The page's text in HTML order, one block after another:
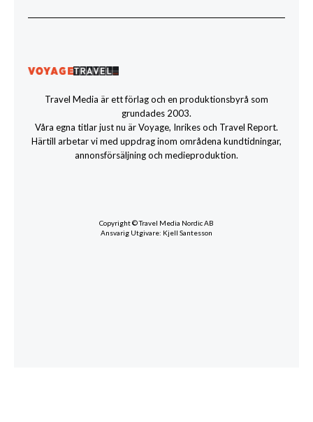
Travel Media är ett förlag och en produktionsbyrå som
grundades 2003.
Våra egna titlar just nu är Voyage, Inrikes och Travel Report.
Härtill arbetar vi med uppdrag inom områdena kundtidningar,
annonsförsäljning och medieproduktion.
Copyright © Travel Media Nordic AB
Ansvarig Utgivare: Kjell Santesson